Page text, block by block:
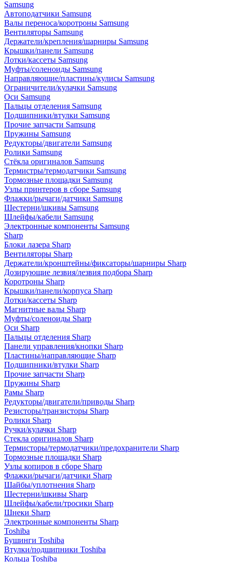
Samsung
Автоподатчики Samsung
Валы переноса/коротроны Samsung
Вентиляторы Samsung
Держатели/крепления/шарниры Samsung
Крышки/панели Samsung
Лотки/кассеты Samsung
Муфты/соленоиды Samsung
Направляющие/пластины/кулисы Samsung
Ограничители/кулачки Samsung
Оси Samsung
Пальцы отделения Samsung
Подшипники/втулки Samsung
Прочие запчасти Samsung
Пружины Samsung
Редукторы/двигатели Samsung
Ролики Samsung
Стёкла оригиналов Samsung
Термистры/термодатчики Samsung
Тормозные площадки Samsung
Узлы принтеров в сборе Samsung
Флажки/рычаги/датчики Samsung
Шестерни/шкивы Samsung
Шлейфы/кабели Samsung
Электронные компоненты Samsung
Sharp
Блоки лазера Sharp
Вентиляторы Sharp
Держатели/кронштейны/фиксаторы/шарниры Sharp
Дозирующие лезвия/лезвия подбора Sharp
Коротроны Sharp
Крышки/панели/корпуса Sharp
Лотки/кассеты Sharp
Магнитные валы Sharp
Муфты/соленоиды Sharp
Оси Sharp
Пальцы отделения Sharp
Панели управления/кнопки Sharp
Пластины/направляющие Sharp
Подшипники/втулки Sharp
Прочие запчасти Sharp
Пружины Sharp
Рамы Sharp
Редукторы/двигатели/приводы Sharp
Резисторы/транзисторы Sharp
Ролики Sharp
Ручки/кулачки Sharp
Стекла оригиналов Sharp
Термисторы/термодатчики/предохранители Sharp
Тормозные площадки Sharp
Узлы копиров в сборе Sharp
Флажки/рычаги/датчики Sharp
Шайбы/уплотнения Sharp
Шестерни/шкивы Sharp
Шлейфы/кабели/тросики Sharp
Шнеки Sharp
Электронные компоненты Sharp
Toshiba
Бушинги Toshiba
Втулки/подшипники Toshiba
Кольца Toshiba